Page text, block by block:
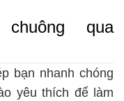
qua
bạn nhanh chóng
yêu thích để làm